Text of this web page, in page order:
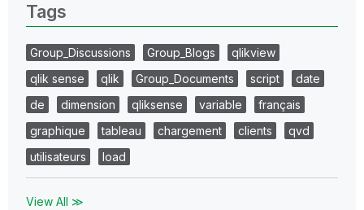
Tags
Group_Discussions Group_Blogs
qlikview
qlik sense
qlik Group_Documents script
date
de
dimension qliksense variable
français
graphique
tableau chargement clients
qvd
utilisateurs
load
View All ≫